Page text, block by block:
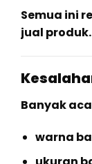
Semua ini
jual produk.
Banyak
warna